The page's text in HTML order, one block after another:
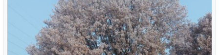
eindeutig die kleinste, aber auch schnellste Veedelstour
aller Zeiten. Wir waren nur zu zweit und meine
Mitfahrerin legte mit ihrem Elektrorad ziemlich vor.
Gegen 18:00 Uhr waren wir nach über 22 Kilometern